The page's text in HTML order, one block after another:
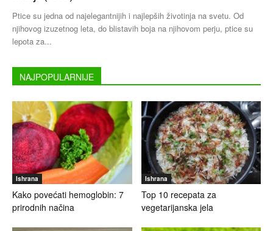
Ptice su jedna od najelegantnijih i najlepših životinja na svetu. Od
njihovog izuzetnog leta, do blistavih boja na njihovom perju, ptice su
lepota za...
NAJPOPULARNIJE
Ishrana
Kako povećati hemoglobin: 7
prirodnih načina
Ishrana
Top 10 recepata za
vegetarijanska jela